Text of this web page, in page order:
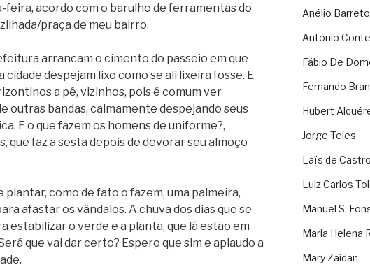
feira, acordo com o barulho de ferramentas do
praça de meu bairro.
arrancam o cimento do passeio em que
cidade despejam lixo como se ali lixeira fosse. E
a pé, vizinhos, pois é comum ver
outras bandas, calmamente despejando seus
E o que fazem os homens de uniforme?,
que faz a sesta depois de devorar seu almoço
plantar, como de fato o fazem, uma palmeira,
afastar os vândalos. A chuva dos dias que se
estabilizar o verde e a planta, que lá estão em
que vai dar certo? Espero que sim e aplaudo a
Anélio Barreto
Antonio
Fábio De
Fernando
Hubert
Jorge Teles
Laïs de Castro
Luiz Carlos
Manuel S.
Maria Helena
Mary Zaidan